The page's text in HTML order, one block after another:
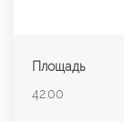
Площадь
42.00